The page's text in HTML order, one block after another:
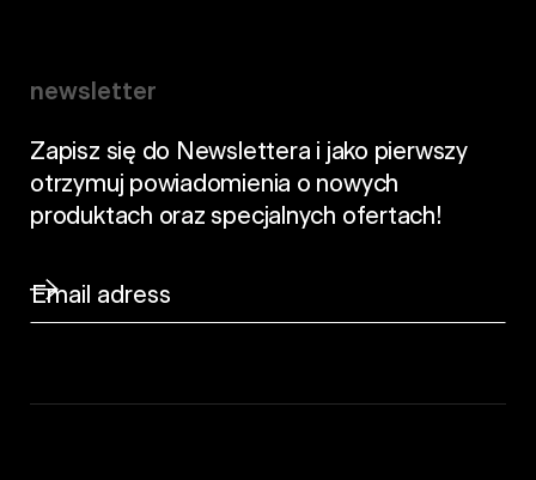
newsletter
Zapisz się do Newslettera i jako pierwszy
otrzymuj powiadomienia o nowych
produktach oraz specjalnych ofertach!